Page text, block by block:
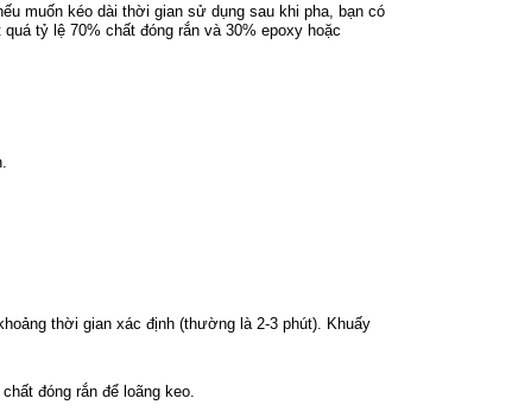
muốn kéo dài thời gian sử dụng sau khi pha, bạn có
tỷ lệ 70% chất đóng rắn và 30% epoxy hoặc
thời gian xác định (thường là 2-3 phút). Khuấy
đóng rắn để loãng keo.